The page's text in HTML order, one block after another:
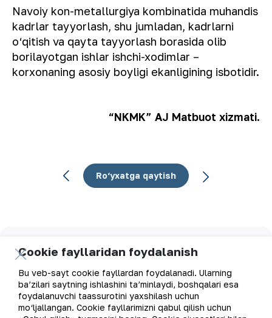
Navoiy kon-metallurgiya kombinatida muhandis
kadrlar tayyorlash, shu jumladan, kadrlarni
o‘qitish va qayta tayyorlash borasida olib
borilayotgan ishlar ishchi-xodimlar –
korxonaning asosiy boyligi ekanligining isbotidir.
“NKMK” AJ Matbuot xizmati.
Ro‘yxatga qaytish
Elektron pochta manzili
Yangilanishlarga obuna bo'ling
Cookie fayllaridan foydalanish
Bu veb-sayt cookie fayllardan foydalanadi. Ularning
ba’zilari saytning ishlashini ta’minlaydi, boshqalari esa
foydalanuvchi taassurotini yaxshilash uchun
mo‘ljallangan. Cookie fayllarimizni qabul qilish uchun